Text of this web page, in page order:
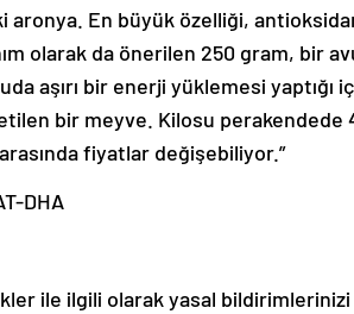
aronya. En büyük özelliği,
olarak da önerilen 250 gram, bir
aşırı bir enerji yüklemesi yaptığı
bir meyve. Kilosu perakendede
fiyatlar değişebiliyor.”
DHA
ile ilgili olarak yasal